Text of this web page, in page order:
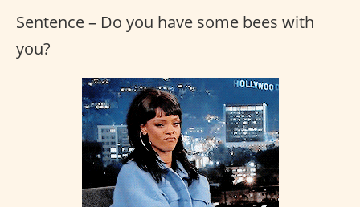
Sentence – Do you have some bees with
you?